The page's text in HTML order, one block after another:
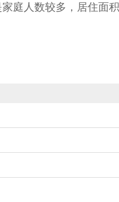
庭人数较多，居住面